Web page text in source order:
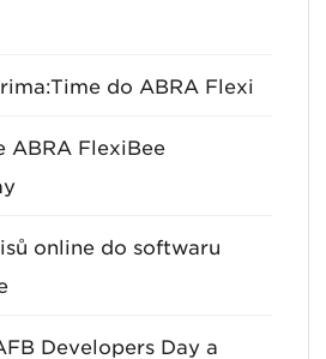
do ABRA Flexi
ABRA FlexiBee
online do softwaru
Developers Day a